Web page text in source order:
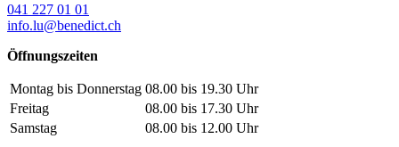
041 227 01 01
info.lu@benedict.ch
Öffnungszeiten
Montag bis Donnerstag 08.00 bis 19.30 Uhr
Freitag
08.00 bis 17.30 Uhr
Samstag
08.00 bis 12.00 Uhr